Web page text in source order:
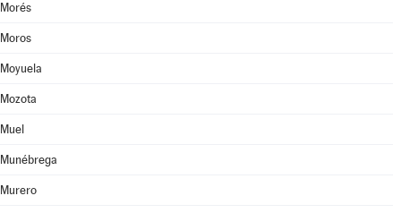
Morés
Moros
Moyuela
Mozota
Muel
Munébrega
Murero